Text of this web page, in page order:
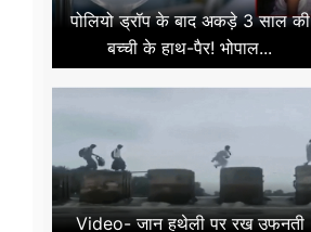
पोलियो ड्रॉप के बाद अकड़े 3 साल की
बच्ची के हाथ-पैर! भोपाल...
Video- जान हथेली पर रख उफनती